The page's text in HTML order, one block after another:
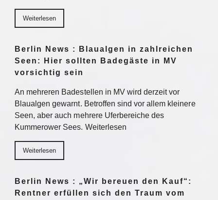
Weiterlesen
Berlin News : Blaualgen in zahlreichen
Seen: Hier sollten Badegäste in MV
vorsichtig sein
An mehreren Badestellen in MV wird derzeit vor
Blaualgen gewarnt. Betroffen sind vor allem kleinere
Seen, aber auch mehrere Uferbereiche des
Kummerower Sees. Weiterlesen
Weiterlesen
Berlin News : „Wir bereuen den Kauf“:
Rentner erfüllen sich den Traum vom